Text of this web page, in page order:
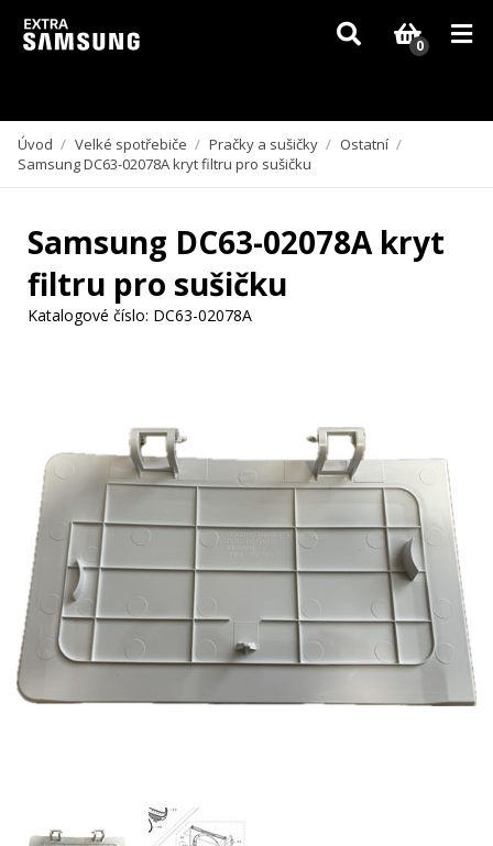
Vzhledem k aktuální situaci se může dodání dílů, které nejsou skladem,
zpozdit. Děkujeme za pochopení.
0
Úvod / Velké spotřebiče / Pračky a sušičky / Ostatní /
Samsung DC63-02078A kryt filtru pro sušičku
Samsung DC63-02078A kryt
filtru pro sušičku
Katalogové číslo: DC63-02078A